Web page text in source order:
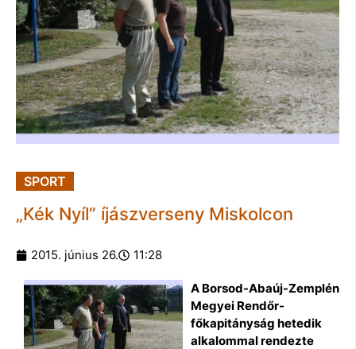
SPORT
„Kék Nyíl” íjászverseny Miskolcon
2015. június 26. 11:28
A Borsod-Abaúj-Zemplén
Megyei Rendőr-
főkapitányság hetedik
alkalommal rendezte